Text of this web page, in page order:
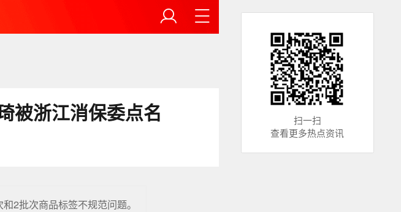
被浙江消保委点名
2批次商品标签不规范问题。
扫一扫
查看更多热点资讯